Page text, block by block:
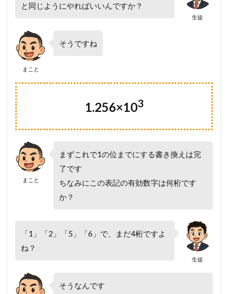
生徒
と同じようにやればいいんですか？
まこと
そうですね
1.256×103
まこと
まずこれで1の位までにする書き換えは完
了です
ちなみにこの表記の有効数字は何桁です
か？
生徒
「1」「2」「5」「6」で、まだ4桁ですよ
ね？
そうなんです